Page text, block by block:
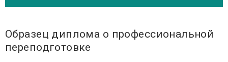
Образец диплома о профессиональной
переподготовке